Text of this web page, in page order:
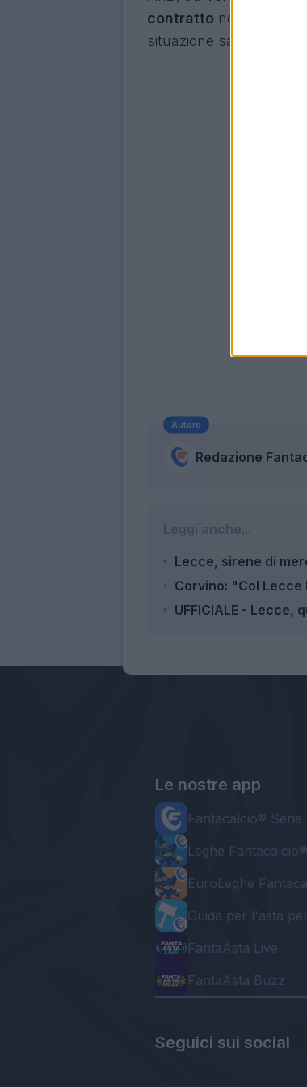
contratto nonostante
situazione sarà più
Autore
Redazione
Leggi anche...
Lecce, sirene di
Corvino: "Col
UFFICIALE - Lecce,
Le nostre app
Fantacalcio® Serie
Leghe
EuroLeghe
Guida per l'asta
FantaAsta Live
FantaAsta Buzz
Seguici sui social